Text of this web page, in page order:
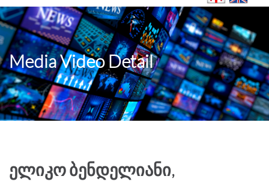
Media Video Detail
ელიკო ბენდელიანი,